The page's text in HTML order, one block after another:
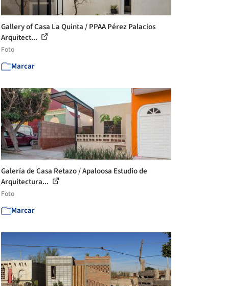
Gallery of Casa La Quinta / PPAA Pérez Palacios
Arquitect...
Foto
Marcar
Galería de Casa Retazo / Apaloosa Estudio de
Arquitectura...
Foto
Marcar